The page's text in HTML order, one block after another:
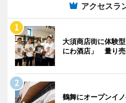
アクセスラ
大須商店街に体験
にわ酒店」 量り売
鶴舞にオープンイ